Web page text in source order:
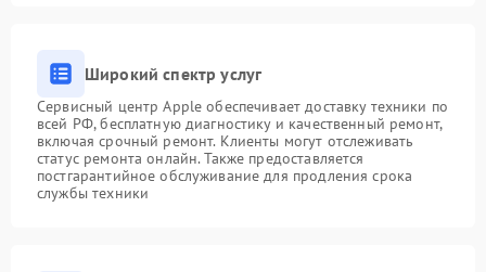
Широкий спектр услуг
Сервисный центр Apple обеспечивает доставку техники по
всей РФ, бесплатную диагностику и качественный ремонт,
включая срочный ремонт. Клиенты могут отслеживать
статус ремонта онлайн. Также предоставляется
постгарантийное обслуживание для продления срока
службы техники